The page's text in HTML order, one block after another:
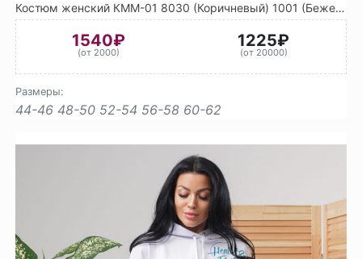
Костюм женский КММ-01 8030 (Коричневый) 1001 (Бежевый)
1540₽
(от 2000)
1225₽
(от 20000)
Размеры:
44-46 48-50 52-54 56-58 60-62